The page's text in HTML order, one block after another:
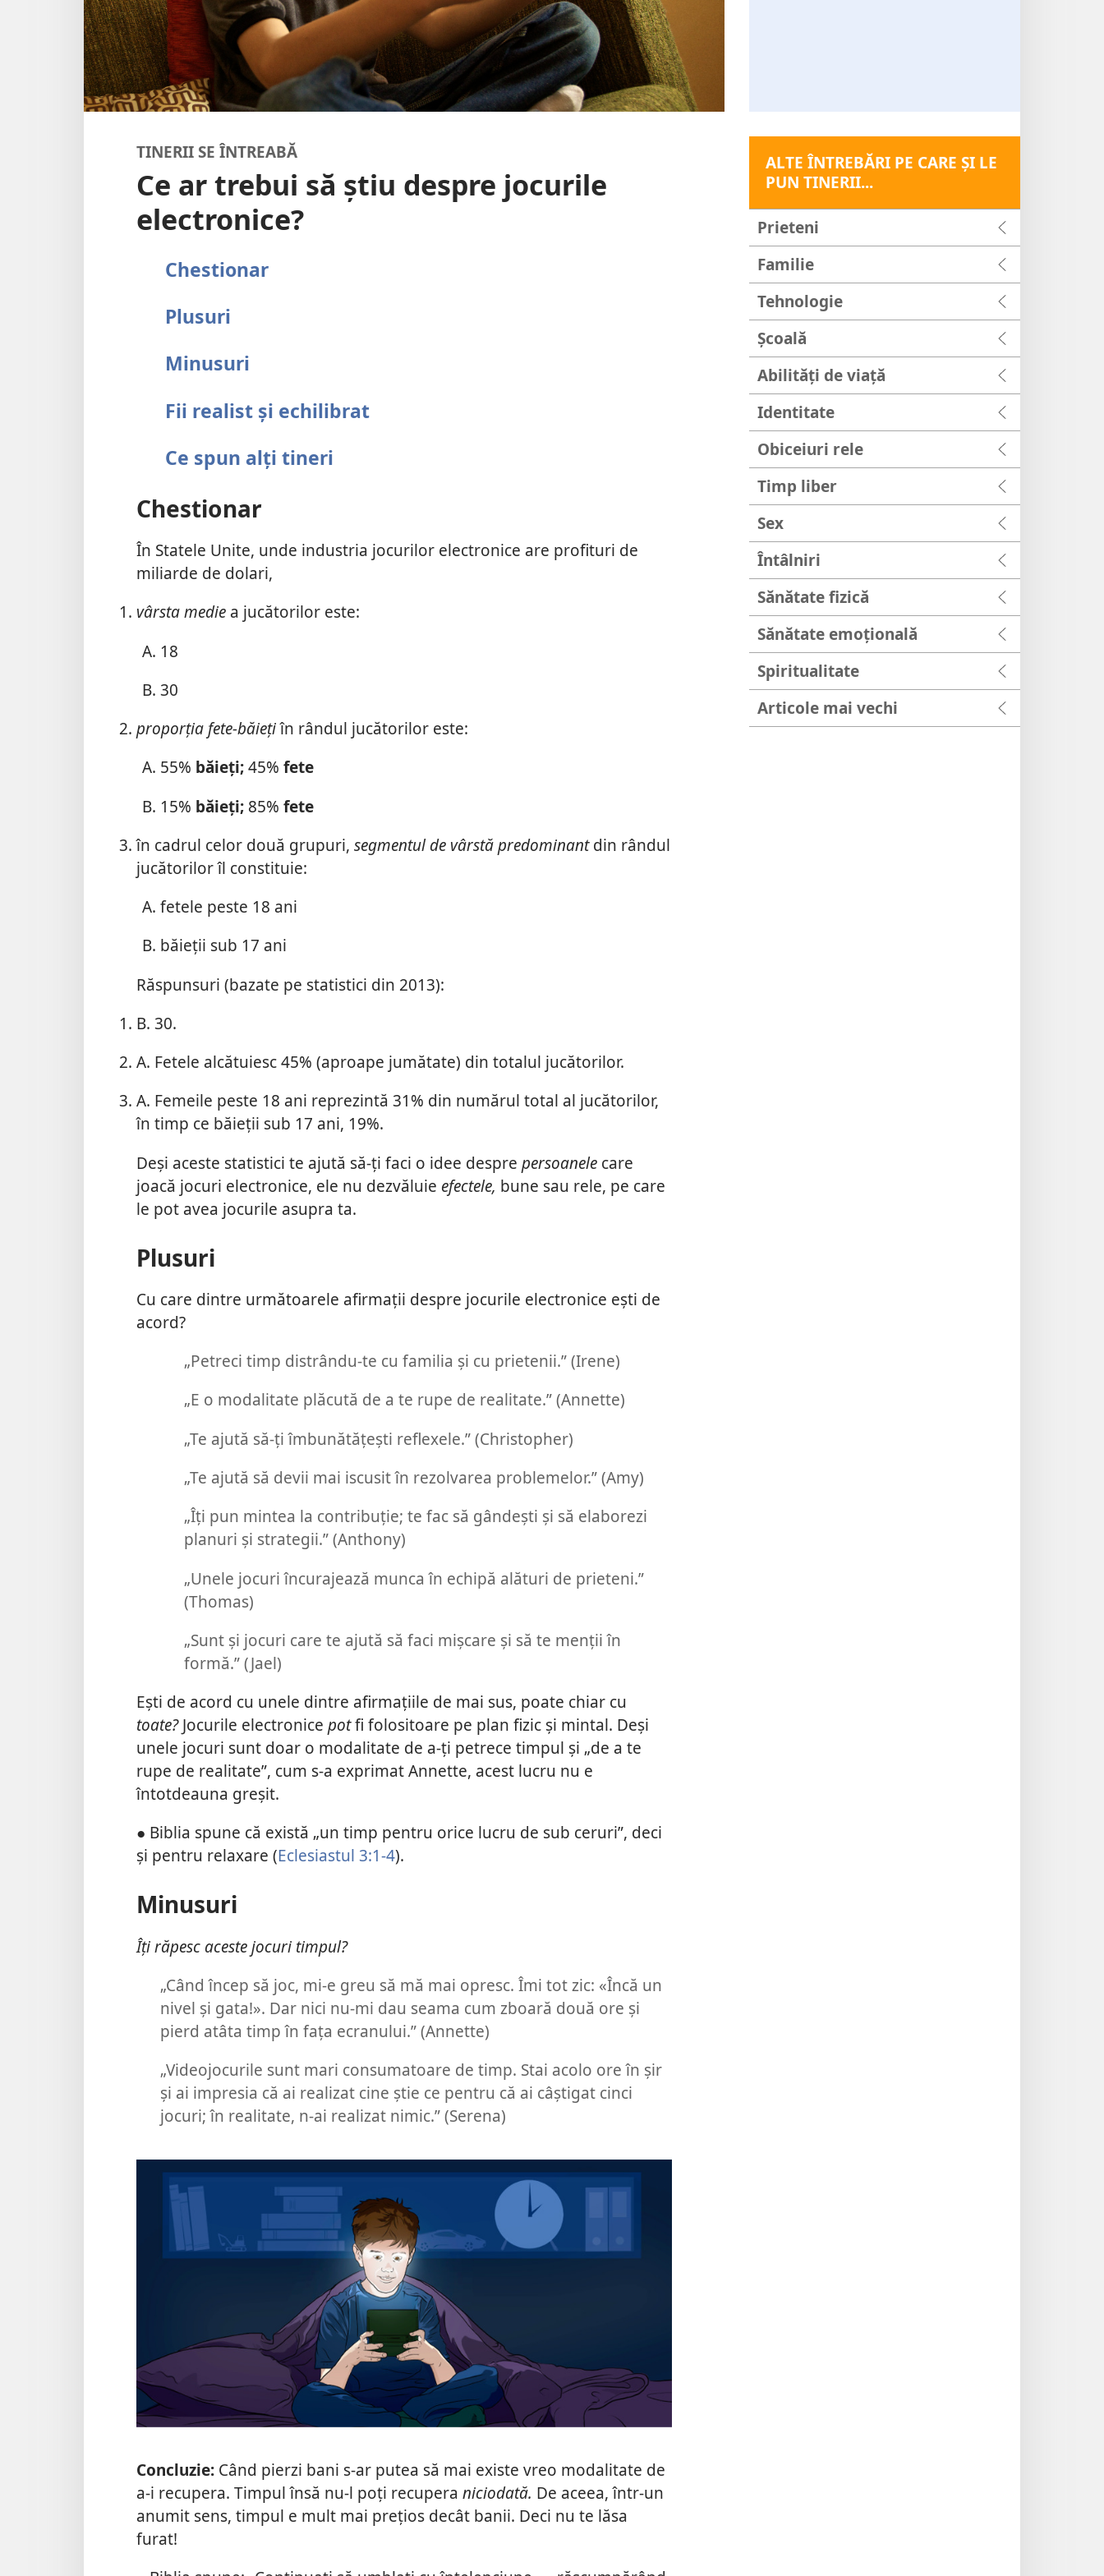
TINERII SE ÎNTREABĂ
Ce ar trebui să știu despre jocurile
electronice?
Chestionar
Plusuri
Minusuri
Fii realist și echilibrat
Ce spun alți tineri
Chestionar
În Statele Unite, unde industria jocurilor electronice are profituri de
miliarde de dolari,
vârsta medie a jucătorilor este:
18
30
proporția fete-băiețiîn rândul jucătorilor este:
55% băieți;45% fete
15% băieți;85% fete
în cadrul celor două grupuri, segmentul de vârstă predominantdin rândul
jucătorilor îl constituie:
fetele peste 18 ani
băieții sub 17 ani
Răspunsuri (bazate pe statistici din 2013):
B. 30.
A. Fetele alcătuiesc 45% (aproape jumătate) din totalul jucătorilor.
A. Femeile peste 18 ani reprezintă 31% din numărul total al jucătorilor,
în timp ce băieții sub 17 ani, 19%.
Deși aceste statistici te ajută să-ți faci o idee despre persoanele care
joacă jocuri electronice, ele nu dezvăluie efectele, bune sau rele, pe care
le pot avea jocurile asupra ta.
Plusuri
Cu care dintre următoarele afirmații despre jocurile electronice ești de
acord?
„Petreci timp distrându-te cu familia și cu prietenii.” (Irene)
„E o modalitate plăcută de a te rupe de realitate.” (Annette)
„Te ajută să-ți îmbunătățești reflexele.” (Christopher)
„Te ajută să devii mai iscusit în rezolvarea problemelor.” (Amy)
„Îți pun mintea la contribuție; te fac să gândești și să elaborezi
planuri și strategii.” (Anthony)
„Unele jocuri încurajează munca în echipă alături de prieteni.”
(Thomas)
„Sunt și jocuri care te ajută să faci mișcare și să te menții în
formă.” (Jael)
Ești de acord cu unele dintre afirmațiile de mai sus, poate chiar cu
toate?Jocurile electronice potfi folositoare pe plan fizic și mintal. Deși
unele jocuri sunt doar o modalitate de a-ți petrece timpul și „de a te
rupe de realitate”, cum s-a exprimat Annette, acest lucru nu e
întotdeauna greșit.
● Biblia spune că există „un timp pentru orice lucru de sub ceruri”, deci
și pentru relaxare (Eclesiastul 3:1-4).
Minusuri
Îți răpesc aceste jocuri timpul?
„Când încep să joc, mi-e greu să mă mai opresc. Îmi tot zic: «Încă un
nivel și gata!». Dar nici nu-mi dau seama cum zboară două ore și
pierd atâta timp în fața ecranului.” (Annette)
„Videojocurile sunt mari consumatoare de timp. Stai acolo ore în șir
și ai impresia că ai realizat cine știe ce pentru că ai câștigat cinci
jocuri; în realitate, n-ai realizat nimic.” (Serena)
Concluzie: Când pierzi bani s-ar putea să mai existe vreo modalitate de
a-i recupera. Timpul însă nu-l poți recupera niciodată. De aceea, într-un
anumit sens, timpul e mult mai prețios decât banii. Deci nu te lăsa
furat!
ALTE ÎNTREBĂRI PE CARE ŞI LE
PUN TINERII...
Prieteni
Familie
Tehnologie
Şcoală
Abilități de viață
Identitate
Obiceiuri rele
Timp liber
Sex
Întâlniri
Sănătate fizică
Sănătate emoțională
Spiritualitate
Articole mai vechi